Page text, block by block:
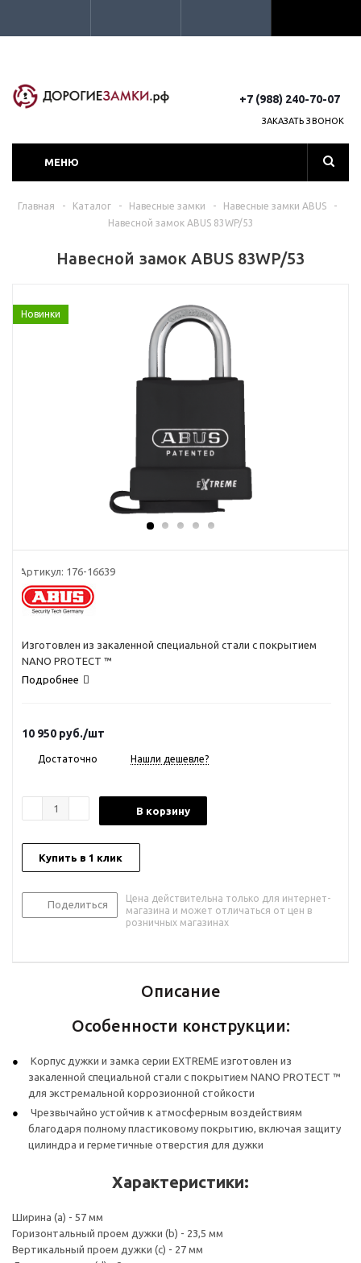
+7 (988) 240-70-07
ЗАКАЗАТЬ ЗВОНОК
МЕНЮ
Главная - Каталог - Навесные замки - Навесные замки ABUS
-
Навесной замок ABUS 83WP/53
Навесной замок ABUS 83WP/53
Новинки
Артикул: 176-16639
Изготовлен из закаленной специальной стали с покрытием
NANO PROTECT ™
Подробнее
10 950 руб./шт
Достаточно Нашли дешевле?
В корзину
Купить в 1 клик
Поделиться
Цена действительна только для интернет-
магазина и может отличаться от цен в
розничных магазинах
Описание
Особенности конструкции:
Корпус дужки и замка серии EXTREME изготовлен из
закаленной специальной стали с покрытием NANO PROTECT ™
для экстремальной коррозионной стойкости
Чрезвычайно устойчив к атмосферным воздействиям
благодаря полному пластиковому покрытию, включая защиту
цилиндра и герметичные отверстия для дужки
Характеристики:
Ширина (a) - 57 мм
Горизонтальный проем дужки (b) - 23,5 мм
Вертикальный проем дужки (c) - 27 мм